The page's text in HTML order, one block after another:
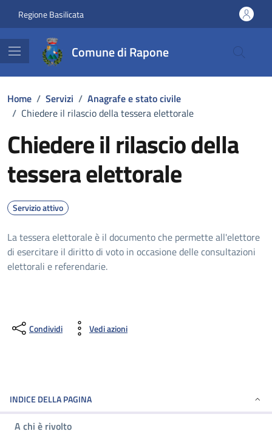
Regione Basilicata
Comune di Rapone
Home / Servizi / Anagrafe e stato civile
/ Chiedere il rilascio della tessera elettorale
Chiedere il rilascio della
tessera elettorale
Servizio attivo
La tessera elettorale è il documento che permette all'elettore
di esercitare il diritto di voto in occasione delle consultazioni
elettorali e referendarie.
Condividi Vedi azioni
INDICE DELLA PAGINA
A chi è rivolto